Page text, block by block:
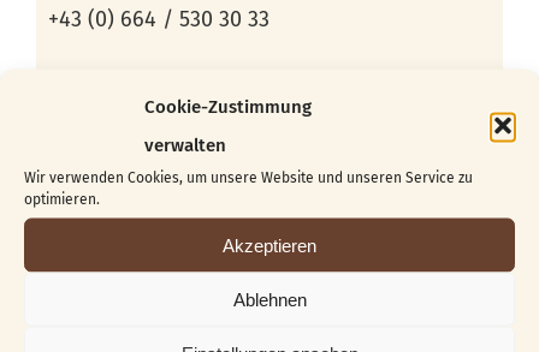
Cookie-Zustimmung
verwalten
Wir verwenden Cookies, um unsere Website und unseren Service zu
optimieren.
Akzeptieren
Ablehnen
+43 (0) 664 / 530 30 33